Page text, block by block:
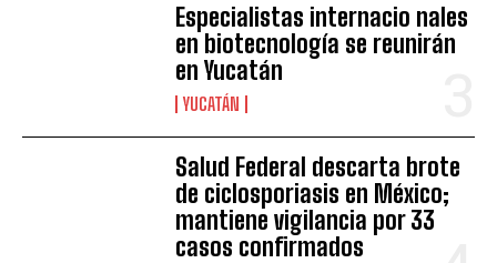
Especialistas internacio nales
en biotecnología se reunirán
en Yucatán
YUCATÁN
Salud Federal descarta brote
de ciclosporiasis en México;
mantiene vigilancia por 33
casos confirmados